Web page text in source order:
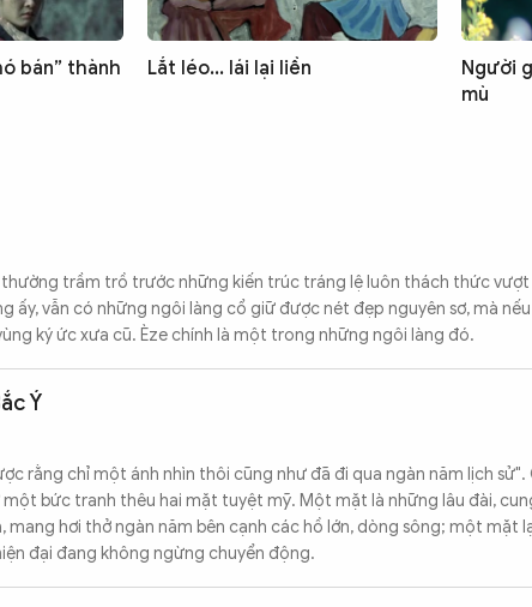
bán” thành
Lắt léo... lái lại liền
Người
mù
thường trầm trồ trước những kiến trúc tráng lệ luôn thách thức vượt
ấy, vẫn có những ngôi làng cổ giữ được nét đẹp nguyên sơ, mà
ký ức xưa cũ. Èze chính là một trong những ngôi làng đó.
Ý
rằng chỉ một ánh nhìn thôi cũng như đã đi qua ngàn năm lịch sử".
bức tranh thêu hai mặt tuyệt mỹ. Một mặt là những lâu đài,
mang hơi thở ngàn năm bên cạnh các hồ lớn, dòng sông; một mặt
đại đang không ngừng chuyển động.